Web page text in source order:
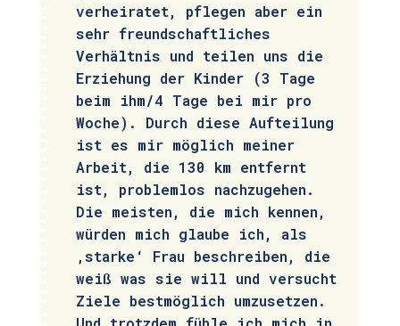
verheiratet, pflegen aber ein
sehr freundschaftliches
Verhältnis und teilen uns die
Erziehung der Kinder (3 Tage
beim ihm/4 Tage bei mir pro
Woche). Durch diese Aufteilung
ist es mir möglich meiner
Arbeit, die 130 km entfernt
ist, problemlos nachzugehen.
Die meisten, die mich kennen,
würden mich glaube ich, als
‚starke‘ Frau beschreiben, die
weiß was sie will und versucht
Ziele bestmöglich umzusetzen.